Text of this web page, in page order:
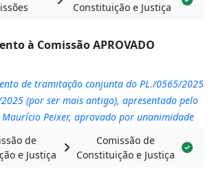
Constituição e Justiça
à Comissão APROVADO
de tramitação conjunta do PL./0565/2025
(por ser mais antigo), apresentado pelo
Maurício Peixer, aprovado por unanimidade
de
e Justiça
Comissão de
Constituição e Justiça